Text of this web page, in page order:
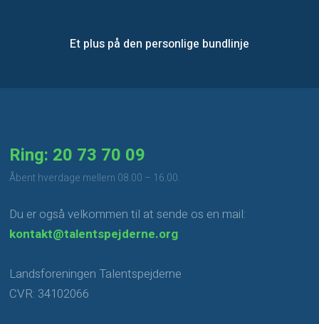
Et plus på den personlige bundlinje​
Ring: 20 73 70 09
​Åbent hverdage mellem 08.00 – 16.00.
Du er også velkommen til at sende os en mail:
kontakt@talentspejderne.org
Landsforeningen Talentspejderne
CVR: 34102066